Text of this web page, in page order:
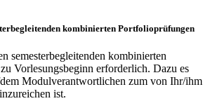
kombinierten Portfolioprüfungen
semesterbegleitenden kombinierten
Vorlesungsbeginn erforderlich. Dazu es
Modulverantwortlichen zum von Ihr/ihm
ist.